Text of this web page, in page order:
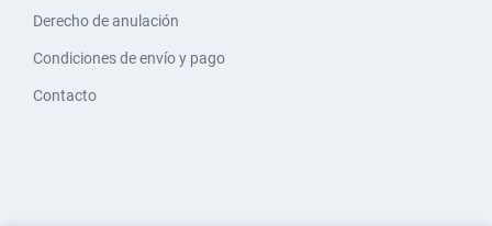
Derecho de anulación
Condiciones de envío y pago
Contacto